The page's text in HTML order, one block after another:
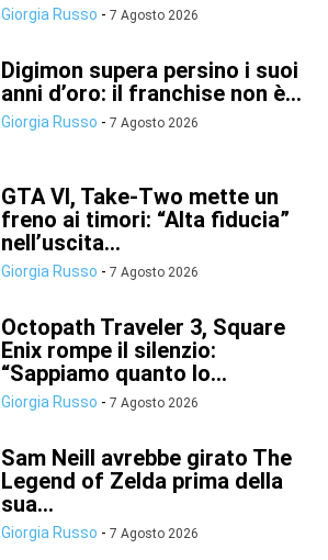
Giorgia Russo - 7 Agosto 2026
Digimon supera persino i suoi
anni d’oro: il franchise non è...
Giorgia Russo - 7 Agosto 2026
GTA VI, Take-Two mette un
freno ai timori: “Alta fiducia”
nell’uscita...
Giorgia Russo - 7 Agosto 2026
Octopath Traveler 3, Square
Enix rompe il silenzio:
“Sappiamo quanto lo...
Giorgia Russo - 7 Agosto 2026
Sam Neill avrebbe girato The
Legend of Zelda prima della
sua...
Giorgia Russo - 7 Agosto 2026